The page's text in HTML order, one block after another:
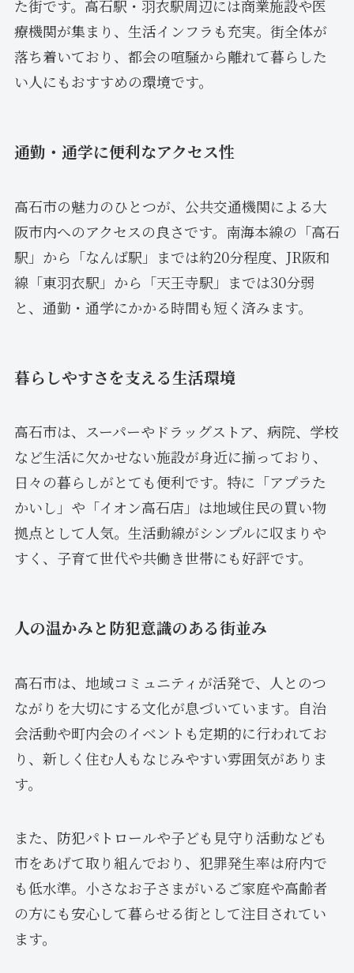
た街です。高石駅・羽衣駅周辺には商業施設や医
療機関が集まり、生活インフラも充実。街全体が
落ち着いており、都会の喧騒から離れて暮らした
い人にもおすすめの環境です。
通勤・通学に便利なアクセス性
高石市の魅力のひとつが、公共交通機関による大
阪市内へのアクセスの良さです。南海本線の「高石
駅」から「なんば駅」までは約20分程度、JR阪和
線「東羽衣駅」から「天王寺駅」までは30分弱
と、通勤・通学にかかる時間も短く済みます。
暮らしやすさを支える生活環境
高石市は、スーパーやドラッグストア、病院、学校
など生活に欠かせない施設が身近に揃っており、
日々の暮らしがとても便利です。特に「アプラた
かいし」や「イオン高石店」は地域住民の買い物
拠点として人気。生活動線がシンプルに収まりや
すく、子育て世代や共働き世帯にも好評です。
人の温かみと防犯意識のある街並み
高石市は、地域コミュニティが活発で、人とのつ
ながりを大切にする文化が息づいています。自治
会活動や町内会のイベントも定期的に行われてお
り、新しく住む人もなじみやすい雰囲気がありま
す。
また、防犯パトロールや子ども見守り活動なども
市をあげて取り組んでおり、犯罪発生率は府内で
も低水準。小さなお子さまがいるご家庭や高齢者
の方にも安心して暮らせる街として注目されてい
ます。